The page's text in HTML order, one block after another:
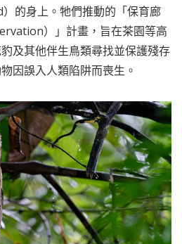
的身上。牠們推動的「保育廊
）」計畫，旨在茶園等高
及其他伴生鳥類尋找並保護殘存
因誤入人類陷阱而喪生。